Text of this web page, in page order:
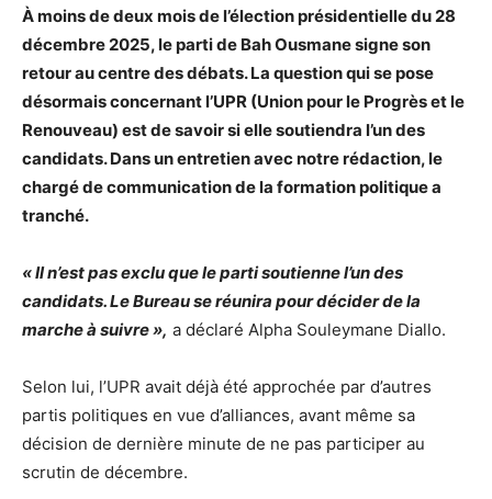
À moins de deux mois de l’élection présidentielle du 28
décembre 2025, le parti de Bah Ousmane signe son
retour au centre des débats. La question qui se pose
désormais concernant l’UPR (Union pour le Progrès et le
Renouveau) est de savoir si elle soutiendra l’un des
candidats. Dans un entretien avec notre rédaction, le
chargé de communication de la formation politique a
tranché.
« Il n’est pas exclu que le parti soutienne l’un des
candidats. Le Bureau se réunira pour décider de la
marche à suivre », a déclaré Alpha Souleymane Diallo.
Selon lui, l’UPR avait déjà été approchée par d’autres
partis politiques en vue d’alliances, avant même sa
décision de dernière minute de ne pas participer au
scrutin de décembre.